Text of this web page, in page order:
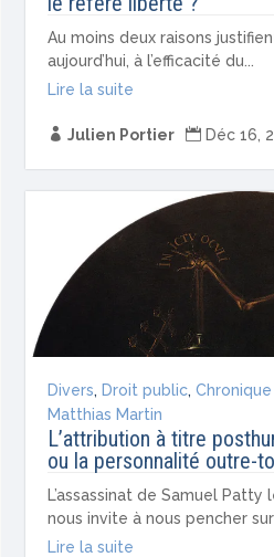
Au moins deux raisons
aujourd’hui, à l’efficacité du...
Lire la suite
 Julien Portier  Déc 16,
Divers, Droit public,
Matthias Martin
L’attribution à titre
ou la personnalité outre-
L’assassinat de Samuel
nous invite à nous pencher
Lire la suite